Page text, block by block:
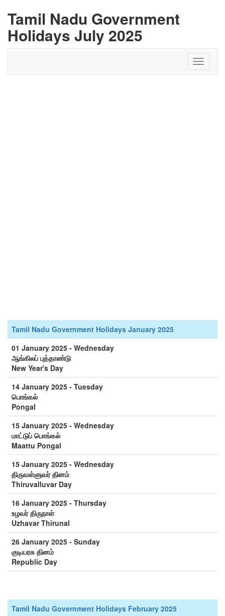
Tamil Nadu Government
Holidays July 2025
Tamil Nadu Government Holidays January 2025
01 January 2025 - Wednesday
ஆங்கிலப் புத்தாண்டு
New Year's Day
14 January 2025 - Tuesday
பொங்கல்
Pongal
15 January 2025 - Wednesday
மாட்டுப் பொங்கல்
Maattu Pongal
15 January 2025 - Wednesday
திருவள்ளுவர் தினம்
Thiruvalluvar Day
16 January 2025 - Thursday
உழவர் திருநாள்
Uzhavar Thirunal
26 January 2025 - Sunday
குடியரசு தினம்
Republic Day
Tamil Nadu Government Holidays February 2025